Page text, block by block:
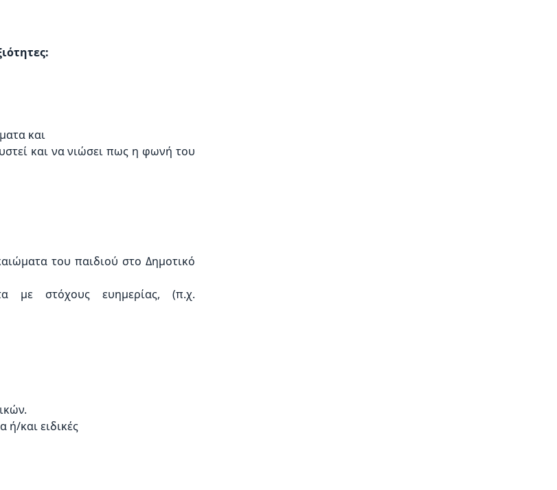
και
και να νιώσει πως η φωνή του
του παιδιού στο Δημοτικό
με στόχους ευημερίας, (π.χ.
ή/και ειδικές